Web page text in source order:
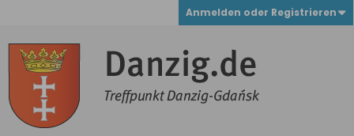
Anmelden oder Registrieren